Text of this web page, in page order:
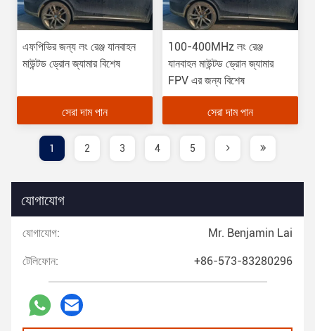
এফপিভির জন্য লং রেঞ্জ যানবাহন
মাউন্টড ড্রোন জ্যামার বিশেষ
সেরা দাম পান
100-400MHz লং রেঞ্জ
যানবাহন মাউন্টড ড্রোন জ্যামার
FPV এর জন্য বিশেষ
সেরা দাম পান
1 2 3 4 5
যোগাযোগ
যোগাযোগ: Mr. Benjamin Lai
টেলিফোন: +86-573-83280296